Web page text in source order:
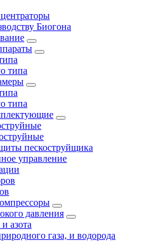
Биогона
типа
типа
пескоструйщика
управление
давления
азота
газа, и водорода